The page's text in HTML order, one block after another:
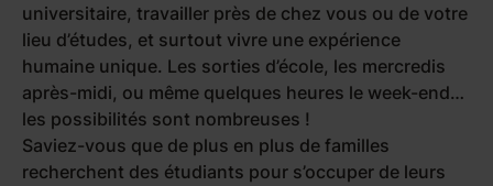
universitaire, travailler près de chez vous ou de votre
lieu d’études, et surtout vivre une expérience
humaine unique. Les sorties d’école, les mercredis
après-midi, ou même quelques heures le week-end…
les possibilités sont nombreuses !
Saviez-vous que de plus en plus de familles
recherchent des étudiants pour s’occuper de leurs